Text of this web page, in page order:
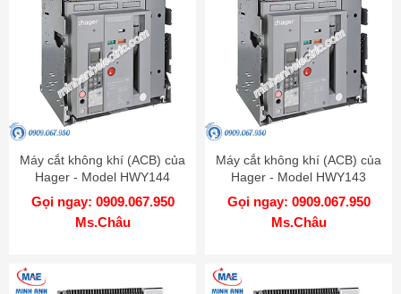
Máy cắt không khí (ACB) của
Hager - Model HWY144
Gọi ngay: 0909.067.950
Ms.Châu
Máy cắt không khí (ACB) của
Hager - Model HWY143
Gọi ngay: 0909.067.950
Ms.Châu